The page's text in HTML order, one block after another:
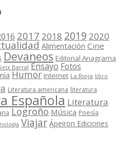
2017 2018 2019 2020
Alimentación Cine
Devaneos Editorial Anagrama
Barral Ensayo Fotos
Humor Internet La Rioja libro
Literatura americana literatura
Española Literatura
Logroño Música Poesía
Viajar Ápeiron Ediciones